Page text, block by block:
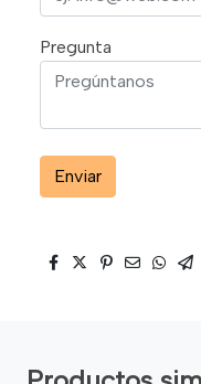
Pregunta
Enviar